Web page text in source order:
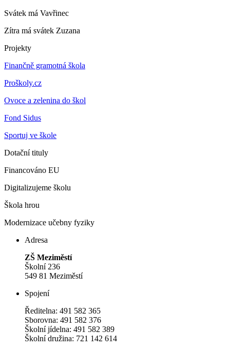
Svátek má Vavřinec
Zítra má svátek Zuzana
Projekty
Finančně gramotná škola
Proškoly.cz
Ovoce a zelenina do škol
Fond Sidus
Sportuj ve škole
Dotační tituly
Financováno EU
Digitalizujeme školu
Škola hrou
Modernizace učebny fyziky
Adresa
ZŠ Meziměstí
Školní 236
549 81 Meziměstí
Spojení
Ředitelna: 491 582 365
Sborovna: 491 582 376
Školní jídelna: 491 582 389
Školní družina: 721 142 614